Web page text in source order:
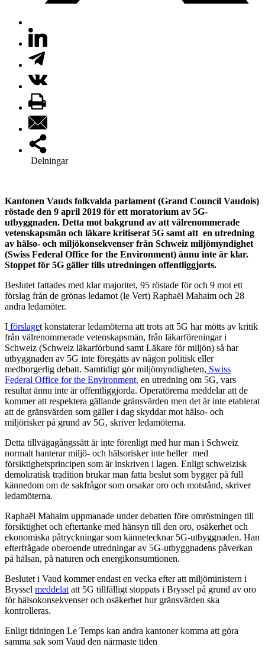
Delningar
Kantonen Vauds folkvalda parlament (Grand Council Vaudois)
röstade den 9 april 2019 för ett moratorium av 5G-
utbyggnaden. Detta mot bakgrund av att välrenommerade
vetenskapsmän och läkare kritiserat 5G samt att en utredning
av hälso- och miljökonsekvenser från Schweiz miljömyndighet
(Swiss Federal Office for the Environment) ännu inte är klar.
Stoppet för 5G gäller tills utredningen offentliggjorts.
Beslutet fattades med klar majoritet, 95 röstade för och 9 mot ett
förslag från de grönas ledamot (le Vert) Raphaël Mahaim och 28
andra ledamöter.
I förslaget konstaterar ledamöterna att trots att 5G har mötts av kritik
från välrenommerade vetenskapsmän, från läkarföreningar i
Schweiz (Schweiz läkarförbund samt Läkare för miljön) så har
utbyggnaden av 5G inte föregåtts av någon politisk eller
medborgerlig debatt. Samtidigt gör miljömyndigheten, Swiss
Federal Office for the Environment, en utredning om 5G, vars
resultat ännu inte är offentliggjorda. Operatörerna meddelar att de
kommer att respektera gällande gränsvärden men det är inte etablerat
att de gränsvärden som gäller i dag skyddar mot hälso- och
miljörisker på grund av 5G, skriver ledamöterna.
Detta tillvägagångssätt är inte förenligt med hur man i Schweiz
normalt hanterar miljö- och hälsorisker inte heller med
försiktighetsprincipen som är inskriven i lagen. Enligt schweizisk
demokratisk tradition brukar man fatta beslut som bygger på full
kännedom om de sakfrågor som orsakar oro och motstånd, skriver
ledamöterna.
Raphaël Mahaim uppmanade under debatten före omröstningen till
försiktighet och eftertanke med hänsyn till den oro, osäkerhet och
ekonomiska påtryckningar som kännetecknar 5G-utbyggnaden. Han
efterfrågade oberoende utredningar av 5G-utbyggnadens påverkan
på hälsan, på naturen och energikonsumtionen.
Beslutet i Vaud kommer endast en vecka efter att miljöministern i
Bryssel meddelat att 5G tillfälligt stoppats i Bryssel på grund av oro
för hälsokonsekvenser och osäkerhet hur gränsvärden ska
kontrolleras.
Enligt tidningen Le Temps kan andra kantoner komma att göra
samma sak som Vaud den närmaste tiden